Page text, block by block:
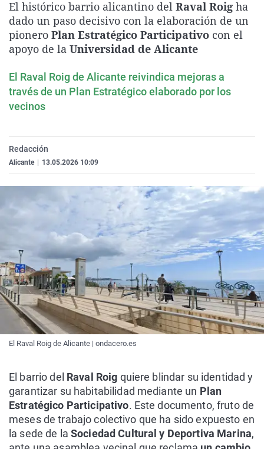
La rosa de los vientos
Gente viajera
Como el perro y el
Caso
Retornados
Equipo de
Operación Viuda
Extremadura
Galicia
La Rioja
Navarra
País Vasco
Virales
Televisión
Elecciones
El histórico barrio alicantino del Raval Roig ha
dado un paso decisivo con la elaboración de un
pionero Plan Estratégico Participativo con el
apoyo de la Universidad de Alicante
El Raval Roig de Alicante reivindica mejoras a
través de un Plan Estratégico elaborado por los
vecinos
Redacción
Alicante 13.05.2026 10:09
El Raval Roig de Alicante | ondacero.es
El barrio del Raval Roig quiere blindar su identidad y
garantizar su habitabilidad mediante un Plan
Estratégico Participativo. Este documento, fruto de
meses de trabajo colectivo que ha sido expuesto en
la sede de la Sociedad Cultural y Deportiva Marina,